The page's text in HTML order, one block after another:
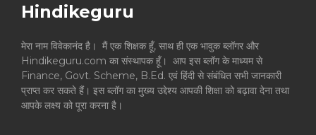
Hindikeguru
मेरा नाम विवेकानंद है। मैं एक शिक्षक हूँ, साथ ही एक भावुक ब्लॉगर और
Hindikeguru.com का संस्थापक हूँ। आप इस ब्लॉग के माध्यम से
Finance, Govt. Scheme, B.Ed. एवं हिंदी से संबंधित सभी जानकारी
प्राप्त कर सकते हैं। इस ब्लॉग का मुख्य उद्देश्य आपकी शिक्षा को बढ़ावा देना तथा
आपके लक्ष्य को पूरा करना है।